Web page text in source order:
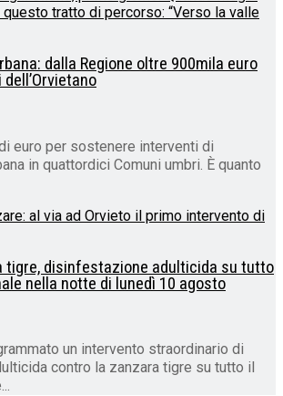
dalla Regione oltre 900mila euro
euro per sostenere interventi di
in quattordici Comuni umbri. È quanto
tigre, disinfestazione adulticida su tutto
nella notte di lunedì 10 agosto
un intervento straordinario di
contro la zanzara tigre su tutto il